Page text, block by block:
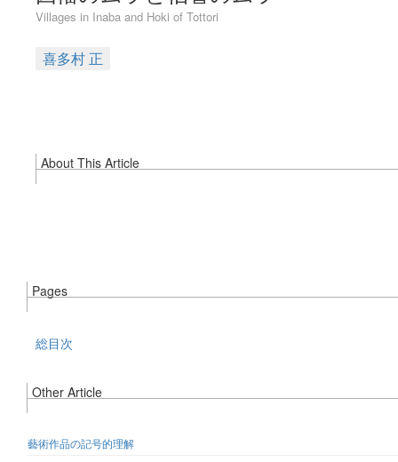
Villages in Inaba and Hoki of Tottori
喜多村 正
About This Article
Pages
総目次
Other Article
藝術作品の記号的理解